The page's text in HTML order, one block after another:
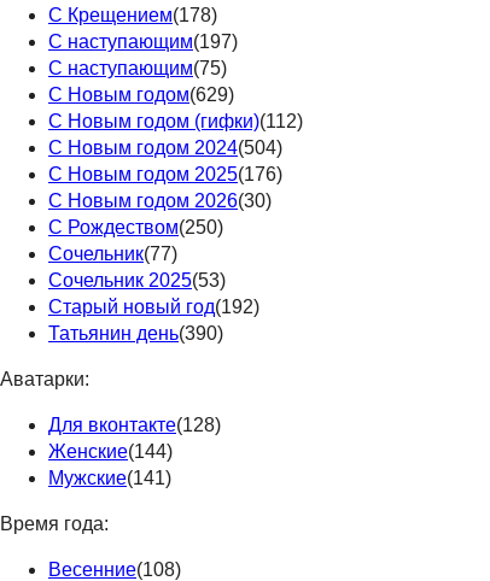
С Крещением(178)
С наступающим(197)
С наступающим(75)
С Новым годом(629)
С Новым годом (гифки)(112)
С Новым годом 2024(504)
С Новым годом 2025(176)
С Новым годом 2026(30)
С Рождеством(250)
Сочельник(77)
Сочельник 2025(53)
Старый новый год(192)
Татьянин день(390)
Аватарки:
Для вконтакте(128)
Женские(144)
Мужские(141)
Время года:
Весенние(108)